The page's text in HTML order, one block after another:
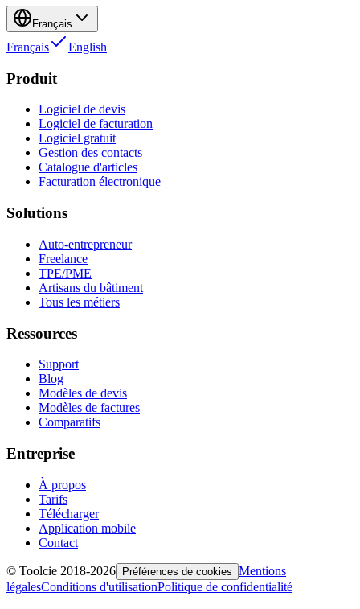
Français
Français English
Produit
Logiciel de devis
Logiciel de facturation
Logiciel gratuit
Gestion des contacts
Catalogue d'articles
Facturation électronique
Solutions
Auto-entrepreneur
Freelance
TPE/PME
Artisans du bâtiment
Tous les métiers
Ressources
Support
Blog
Modèles de devis
Modèles de factures
Comparatifs
Entreprise
À propos
Tarifs
Télécharger
Application mobile
Contact
© Toolcie 2018-2026 Préférences de cookies Mentions
légalesConditions d'utilisationPolitique de confidentialité